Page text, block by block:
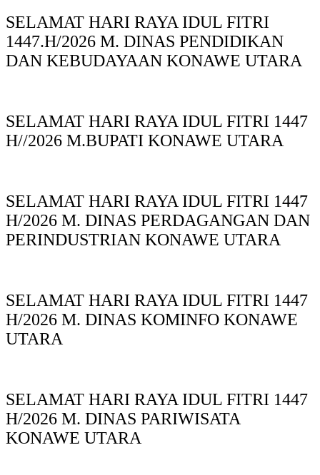
SELAMAT HARI RAYA IDUL FITRI
1447.H/2026 M. DINAS PENDIDIKAN
DAN KEBUDAYAAN KONAWE UTARA
SELAMAT HARI RAYA IDUL FITRI 1447
H//2026 M.BUPATI KONAWE UTARA
SELAMAT HARI RAYA IDUL FITRI 1447
H/2026 M. DINAS PERDAGANGAN DAN
PERINDUSTRIAN KONAWE UTARA
SELAMAT HARI RAYA IDUL FITRI 1447
H/2026 M. DINAS KOMINFO KONAWE
UTARA
SELAMAT HARI RAYA IDUL FITRI 1447
H/2026 M. DINAS PARIWISATA
KONAWE UTARA